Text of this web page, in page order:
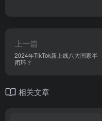
上一篇
2024年TikTok新上线八大国家半
闭环？
相关文章